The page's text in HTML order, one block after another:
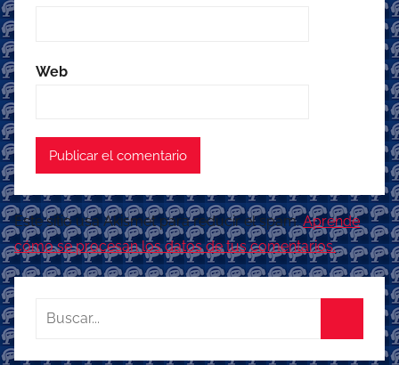
Web
Este sitio usa Akismet para reducir el spam.Aprende
cómo se procesan los datos de tus comentarios.
Buscar:
Buscar